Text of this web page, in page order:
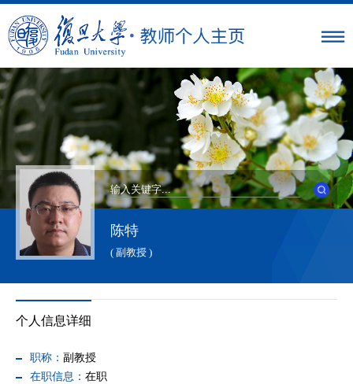
陈特
( 副教授 )
个人信息详细
职称： 副教授
在职信息： 在职